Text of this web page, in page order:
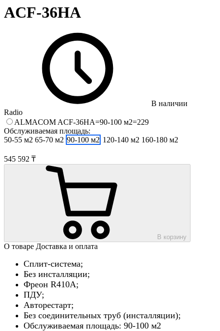
ACF-36HA
В наличии
Radio
ALMACOM ACF-36HA=90-100 м2=229
Обслуживаемая площадь:
50-55 м2 65-70 м2 90-100 м2 120-140 м2 160-180 м2
545 592 ₸
В корзину
О товаре Доставка и оплата
Сплит-система;
Без инсталляции;
Фреон R410А;
ПДУ;
Авторестарт;
Без соединительных труб (инсталляции);
Обслуживаемая площадь: 90-100 м2